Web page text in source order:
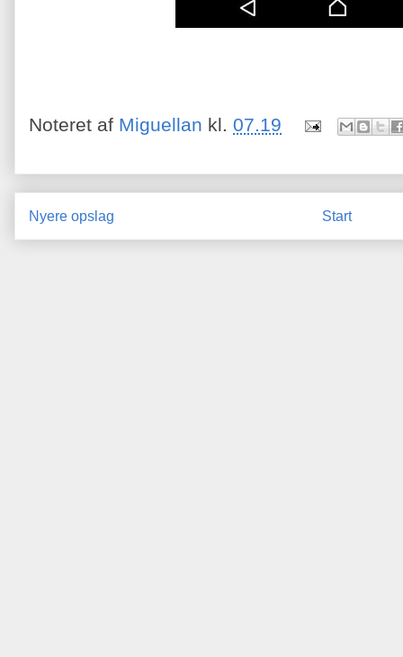
Noteret af Miguellan kl. 07.19
Nyere opslag Start